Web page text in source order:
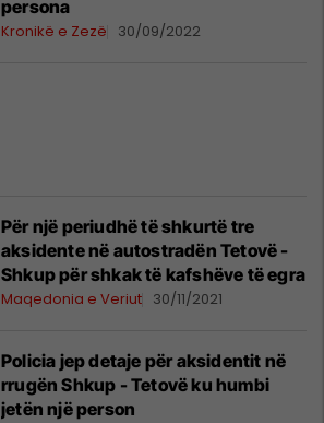
persona
Kronikë e Zezë 30/09/2022
Për një periudhë të shkurtë tre
aksidente në autostradën Tetovë -
Shkup për shkak të kafshëve të egra
Maqedonia e Veriut 30/11/2021
Policia jep detaje për aksidentit në
rrugën Shkup - Tetovë ku humbi
jetën një person